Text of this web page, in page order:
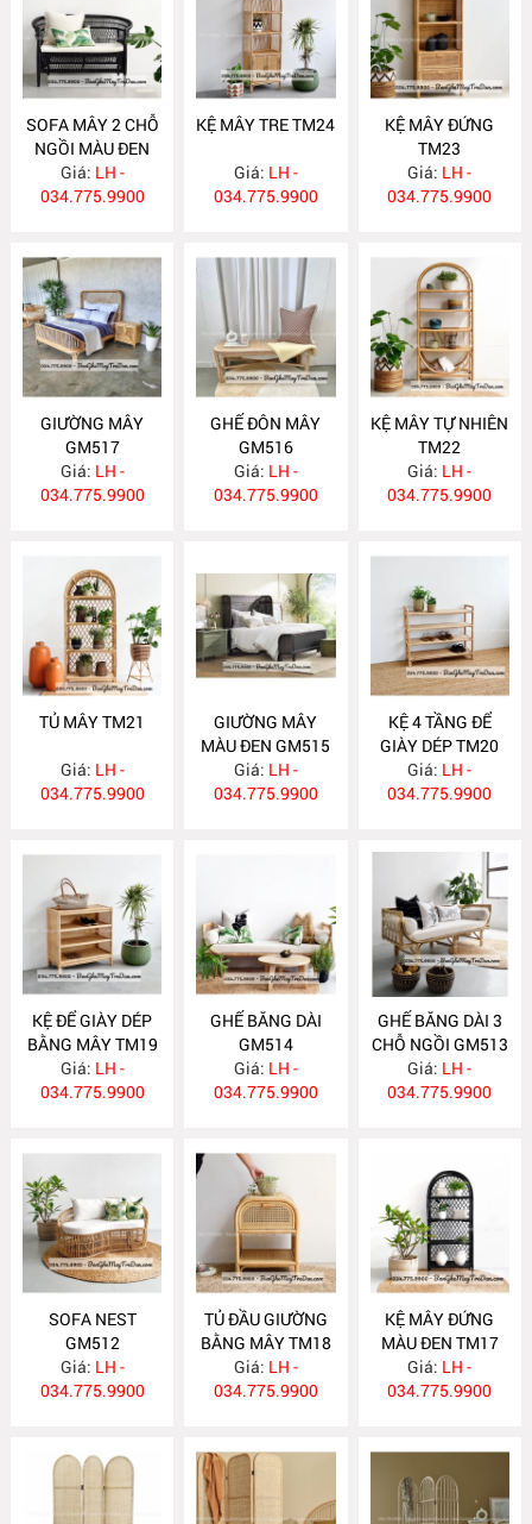
SOFA MÂY 2 CHỖ
NGỒI MÀU ĐEN
GM518
Giá: LH -
034.775.9900
KỆ MÂY TRE TM24
Giá: LH -
034.775.9900
KỆ MÂY ĐỨNG
TM23
Giá: LH -
034.775.9900
GIƯỜNG MÂY
GM517
Giá: LH -
034.775.9900
GHẾ ĐÔN MÂY
GM516
Giá: LH -
034.775.9900
KỆ MÂY TỰ NHIÊN
TM22
Giá: LH -
034.775.9900
TỦ MÂY TM21
Giá: LH -
034.775.9900
GIƯỜNG MÂY
MÀU ĐEN GM515
Giá: LH -
034.775.9900
KỆ 4 TẦNG ĐỂ
GIÀY DÉP TM20
Giá: LH -
034.775.9900
KỆ ĐỂ GIÀY DÉP
BẰNG MÂY TM19
Giá: LH -
034.775.9900
GHẾ BĂNG DÀI
GM514
Giá: LH -
034.775.9900
GHẾ BĂNG DÀI 3
CHỖ NGỒI GM513
Giá: LH -
034.775.9900
SOFA NEST
GM512
Giá: LH -
034.775.9900
TỦ ĐẦU GIƯỜNG
BẰNG MÂY TM18
Giá: LH -
034.775.9900
KỆ MÂY ĐỨNG
MÀU ĐEN TM17
Giá: LH -
034.775.9900